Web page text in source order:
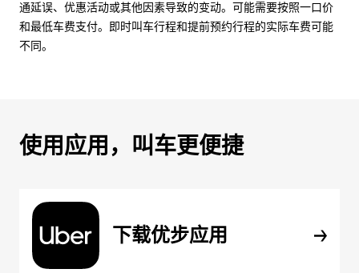
通延误、优惠活动或其他因素导致的变动。可能需要按照一口价
和最低车费支付。即时叫车行程和提前预约行程的实际车费可能
不同。
使用应用，叫车更便捷
下载优步应用